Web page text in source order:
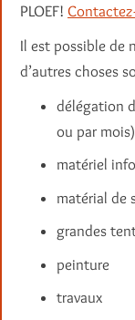
PLOEF!
Il est possible de
d’autres choses
délégation
ou par mois)
matériel
matérial de
grandes
peinture
travaux